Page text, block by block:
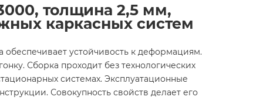
толщина 2,5 мм,
каркасных систем
обеспечивает устойчивость к деформациям.
Сборка проходит без технологических
системах. Эксплуатационные
Совокупность свойств делает его